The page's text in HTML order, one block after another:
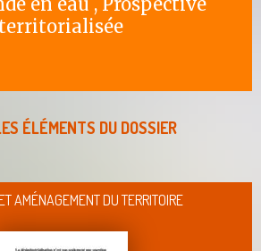
territorialisée
ÉLÉMENTS DU DOSSIER
AMÉNAGEMENT DU TERRITOIRE